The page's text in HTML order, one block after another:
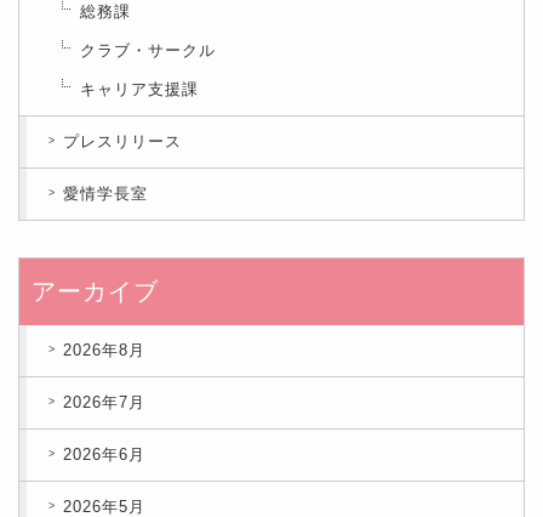
総務課
クラブ・サークル
キャリア支援課
プレスリリース
愛情学長室
アーカイブ
2026年8月
2026年7月
2026年6月
2026年5月